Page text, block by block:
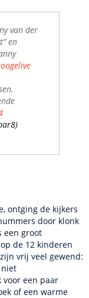
van der
en
ontging de kijkers
door klonk
een groot
de 12 kinderen
vrij veel gewend:
niet
voor een paar
of een warme